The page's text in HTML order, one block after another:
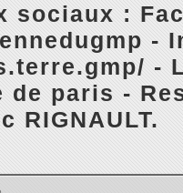
sociaux :
-
-
paris -
RIGNAULT.